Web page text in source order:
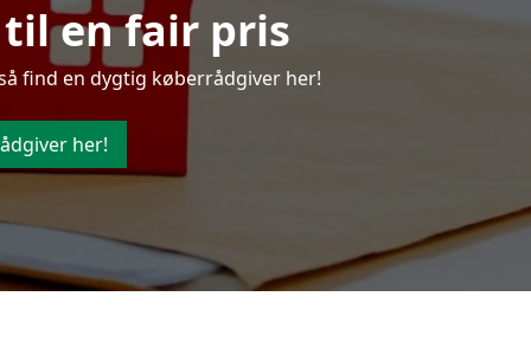
en fair pris
find en dygtig køberrådgiver her!
her!